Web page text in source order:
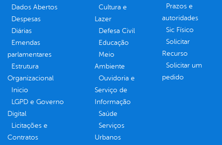
Dados Abertos
Despesas
Diárias
Emendas
parlamentares
Estrutura
Organizacional
Inicio
LGPD e Governo
Digital
Licitações e
Contratos
Cultura e
Lazer
Defesa Civil
Educação
Meio
Ambiente
Ouvidoria e
Serviço de
Informação
Saúde
Serviços
Urbanos
Prazos e
autoridades
Sic Físico
Solicitar
Recurso
Solicitar um
pedido